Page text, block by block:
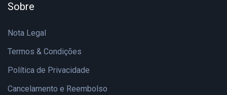
Sobre
Nota Legal
Termos & Condições
Política de Privacidade
Cancelamento e Reembolso